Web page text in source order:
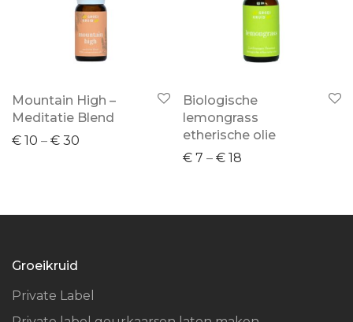
Mountain High –
Meditatie Blend
€ 10 – € 30
Biologische
lemongrass
etherische olie
€ 7 – € 18
Groeikruid
Private Label